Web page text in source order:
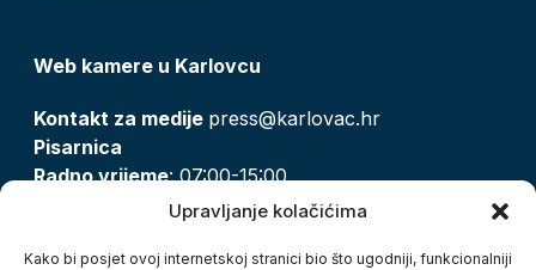
Upravljanje kolačićima
Kako bi posjet ovoj internetskoj stranici bio što ugodniji, funkcionalniji
Web kamere u Karlovcu
Kontakt za medije press@karlovac.hr
Pisarnica
Radno vrijeme: 07:00-15:00
pisarnica@karlovac.hr